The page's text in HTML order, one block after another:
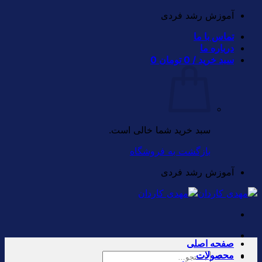
Skip
content
آموزش رشد فردی
تماس با ما
درباره ما
سبد خرید / 0 تومان 0
سبد خرید شما خالی است.
بازگشت به فروشگاه
آموزش رشد فردی
جستجو
صفحه اصلی
محصولات